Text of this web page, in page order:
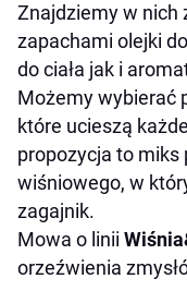
Znajdziemy w nich
zapachami olejki
do ciała jak i
Możemy wybierać
które ucieszą
propozycja to miks
wiśniowego, w
zagajnik.
Mowa o linii
orzeźwienia